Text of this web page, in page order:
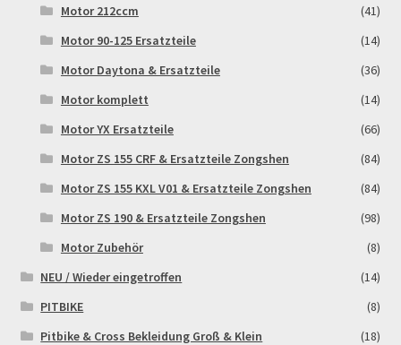
Motor 212ccm
(41)
Motor 90-125 Ersatzteile
(14)
Motor Daytona & Ersatzteile
(36)
Motor komplett
(14)
Motor YX Ersatzteile
(66)
Motor ZS 155 CRF & Ersatzteile Zongshen
(84)
Motor ZS 155 KXL V01 & Ersatzteile Zongshen
(84)
Motor ZS 190 & Ersatzteile Zongshen
(98)
Motor Zubehör
(8)
NEU / Wieder eingetroffen
(14)
PITBIKE
(8)
Pitbike & Cross Bekleidung Groß & Klein
(18)